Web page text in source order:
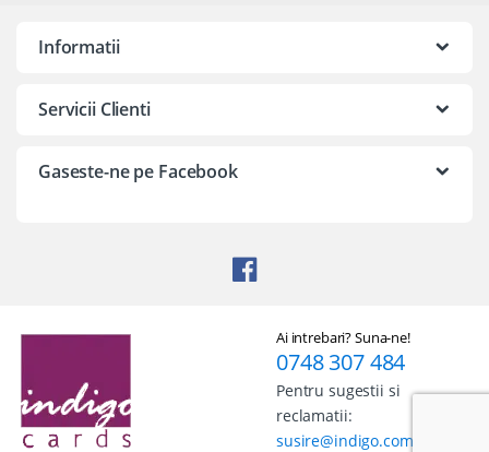
Informatii
Servicii Clienti
Gaseste-ne pe Facebook
Ai intrebari? Suna-ne!
0748 307 484
Pentru sugestii si
reclamatii:
susire@indigo.com.ro